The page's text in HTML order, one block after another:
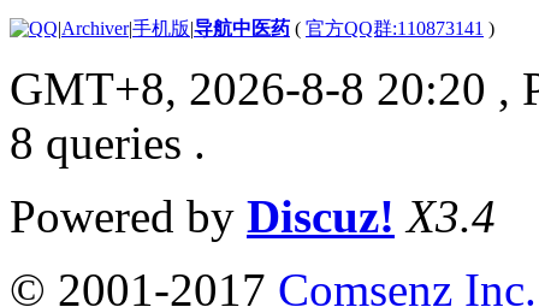
|Archiver|手机版|导航中医药 ( 官方QQ群:110873141 )
GMT+8, 2026-8-8 20:20 ,
8 queries .
Powered by Discuz! X3.4
© 2001-2017 Comsenz Inc.